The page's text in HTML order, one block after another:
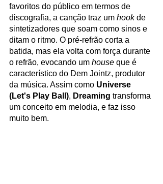
favoritos do público em termos de
discografia, a canção traz um hook de
sintetizadores que soam como sinos e
ditam o ritmo. O pré-refrão corta a
batida, mas ela volta com força durante
o refrão, evocando um house que é
característico do Dem Jointz, produtor
da música. Assim como Universe
(Let's Play Ball), Dreaming transforma
um conceito em melodia, e faz isso
muito bem.